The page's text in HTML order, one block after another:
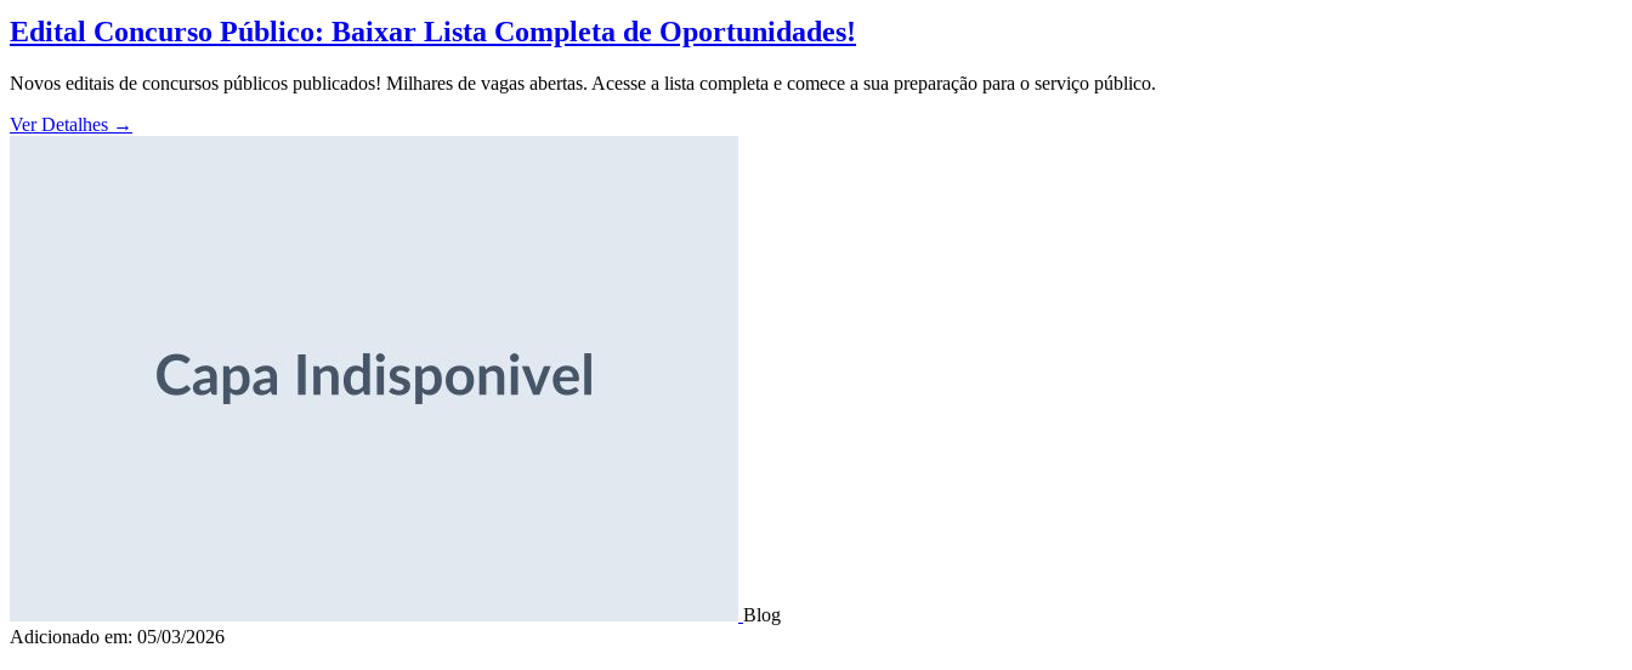
Edital Concurso Público: Baixar Lista Completa de Oportunidades!
Novos editais de concursos públicos publicados! Milhares de vagas abertas. Acesse a lista completa e comece a sua preparação para o serviço público.
Ver Detalhes →
Blog
Adicionado em: 05/03/2026